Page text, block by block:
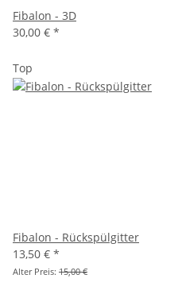
Fibalon - 3D
30,00 € *
Top
Fibalon - Rückspülgitter
13,50 € *
Alter Preis: 15,00 €